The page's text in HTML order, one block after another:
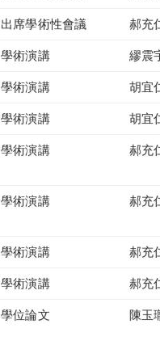
出席學術性會議 郝充
學術演講 繆震
學術演講 胡宜
學術演講 胡宜
學術演講 郝充
學術演講 郝充
學術演講 郝充
學術演講 郝充
學位論文 陳玉